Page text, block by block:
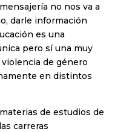
no nos va a
darle información
es una
pero sí una muy
de género
en distintos
de estudios de
carreras